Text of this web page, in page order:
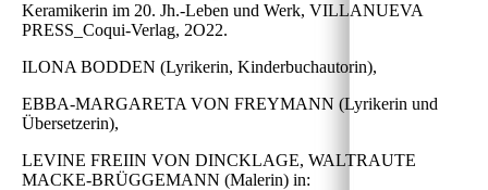
Keramikerin im 20. Jh.-Leben und Werk, VILLANUEVA
PRESS_Coqui-Verlag, 2O22.
ILONA BODDEN (Lyrikerin, Kinderbuchautorin),
EBBA-MARGARETA VON FREYMANN (Lyrikerin und
Übersetzerin),
LEVINE FREIIN VON DINCKLAGE, WALTRAUTE
MACKE-BRÜGGEMANN (Malerin) in: